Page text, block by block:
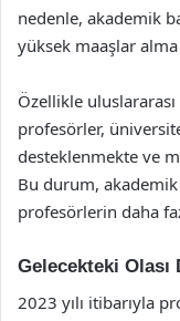
nedenle, akademik
yüksek maaşlar alma
Özellikle
profesörler,
desteklenmekte ve
Bu durum,
profesörlerin daha
Gelecekteki
2023 yılı itibarıyla